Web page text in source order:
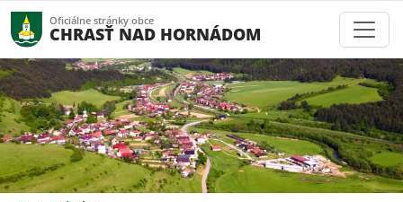
Oficiálne stránky obce
CHRASŤ NAD HORNÁDOM